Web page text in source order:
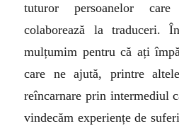
tuturor persoanelor
colaborează la traduceri.
mulțumim pentru că ați
care ne ajută, printre
reîncarnare prin intermediul
vindecăm experiențe de